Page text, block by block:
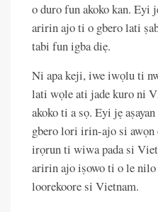
o duro fun akoko kan. Eyi
aririn ajo ti o gbero lati
tabi fun igba diẹ.
Ni apa keji, iwe iwọlu ti
lati wọle ati jade kuro ni
akoko ti a sọ. Eyi jẹ
gbero lori irin-ajo si awọn
irọrun ti wiwa pada si
aririn ajo iṣowo ti o le
loorekoore si Vietnam.